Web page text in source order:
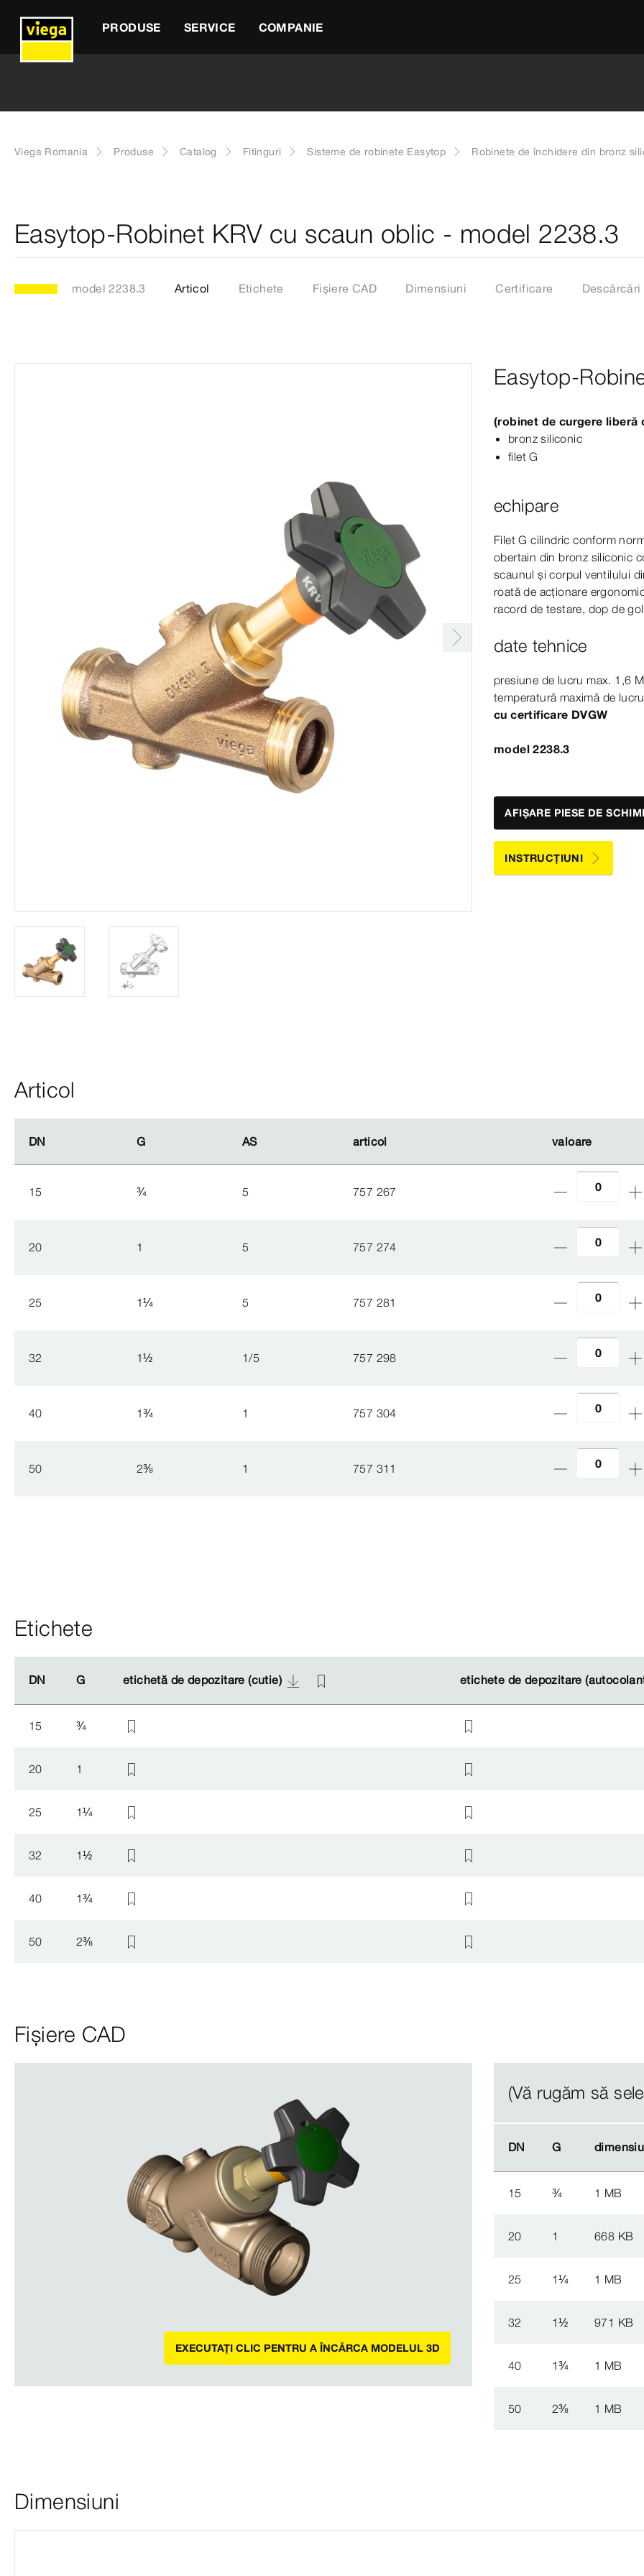
PRODUSE SERVICE COMPANIE
Viega Romania Produse Catalog Fitinguri Sisteme de robinete Easytop Robinete de închidere din bronz
Easytop-Robinet KRV cu scaun oblic - model 2238.3
model 2238.3 Articol Etichete Fișiere CAD Dimensiuni Certificare Descărcări
Easytop-
(robinet de curgere liberă
bronz siliconic
filet G
echipare
Filet G cilindric conform
obertain din bronz siliconic
scaunul și corpul ventilului
roată de acționare
racord de testare, dop de
date tehnice
presiune de lucru max. 1 ,6
temperatură maximă de
cu certificare DVGW
model 2238.3
AFIȘARE PIESE DE
INSTRUCȚIUNI
Articol
DN G AS articol valoare
DN G AS articol valoare
15 ¾ 5 757 267
20 1 5 757 274
25 1¼ 5 757 281
32 1½ 1/5 757 298
40 1¾ 1 757 304
50 2⅜ 1 757 311
Etichete
DN G etichetă de depozitare (cutie) etichete de depozitare
DN G etichetă de depozitare (cutie) etichete de depozitare
15 ¾
20 1
25 1¼
32 1½
40 1¾
50 2⅜
Fișiere CAD
EXECUTAȚI CLIC PENTRU A ÎNCĂRCA MODELUL 3D
(Vă rugăm să
DN G
DN G
15 ¾ 1 MB
20 1 668 KB
25 1¼ 1 MB
32 1½ 971 KB
40 1¾ 1 MB
50 2⅜ 1 MB
Dimensiuni